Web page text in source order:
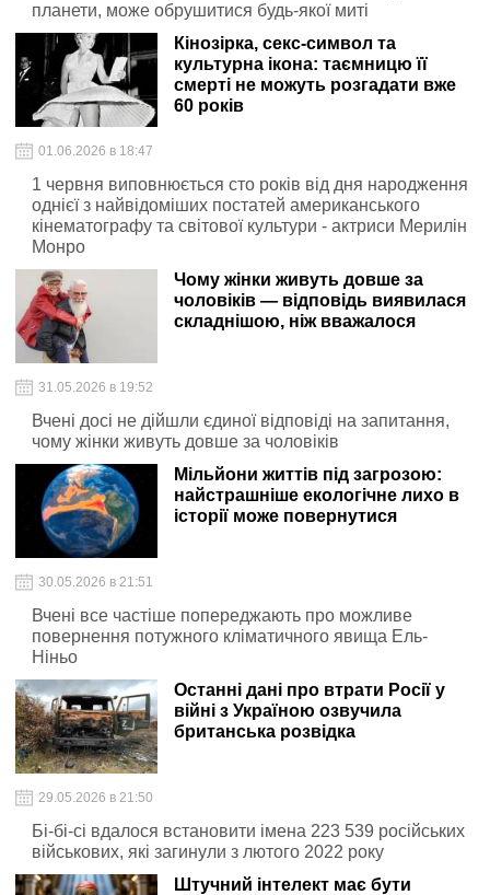
планети, може обрушитися будь-якої миті
Кінозірка, секс-символ та
культурна ікона: таємницю її
смерті не можуть розгадати вже
60 років
01.06.2026 в 18:47
1 червня виповнюється сто років від дня народження
однієї з найвідоміших постатей американського
кінематографу та світової культури - актриси Мерилін
Монро
Чому жінки живуть довше за
чоловіків — відповідь виявилася
складнішою, ніж вважалося
31.05.2026 в 19:52
Вчені досі не дійшли єдиної відповіді на запитання,
чому жінки живуть довше за чоловіків
Мільйони життів під загрозою:
найстрашніше екологічне лихо в
історії може повернутися
30.05.2026 в 21:51
Вчені все частіше попереджають про можливе
повернення потужного кліматичного явища Ель-
Ніньо
Останні дані про втрати Росії у
війні з Україною озвучила
британська розвідка
29.05.2026 в 21:50
Бі-бі-сі вдалося встановити імена 223 539 російських
військових, які загинули з лютого 2022 року
Штучний інтелект має бути